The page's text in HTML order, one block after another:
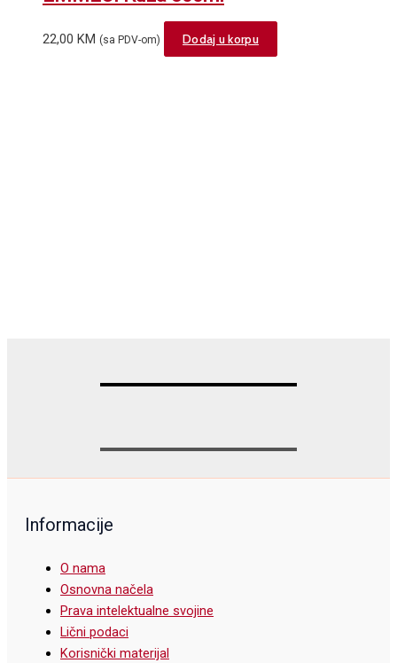
22,00 KM (sa PDV-om) Dodaj u korpu
Informacije
O nama
Osnovna načela
Prava intelektualne svojine
Lični podaci
Korisnički materijal